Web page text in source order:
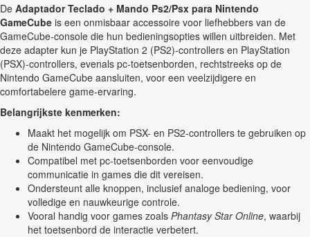
De Adaptador Teclado + Mando Ps2/Psx para Nintendo
GameCube is een onmisbaar accessoire voor liefhebbers van de
GameCube-console die hun bedieningsopties willen uitbreiden. Met
deze adapter kun je PlayStation 2 (PS2)-controllers en PlayStation
(PSX)-controllers, evenals pc-toetsenborden, rechtstreeks op de
Nintendo GameCube aansluiten, voor een veelzijdigere en
comfortabelere game-ervaring.
Belangrijkste kenmerken:
Maakt het mogelijk om PSX- en PS2-controllers te gebruiken op
de Nintendo GameCube-console.
Compatibel met pc-toetsenborden voor eenvoudige
communicatie in games die dit vereisen.
Ondersteunt alle knoppen, inclusief analoge bediening, voor
volledige en nauwkeurige controle.
Vooral handig voor games zoals Phantasy Star Online, waarbij
het toetsenbord de interactie verbetert.